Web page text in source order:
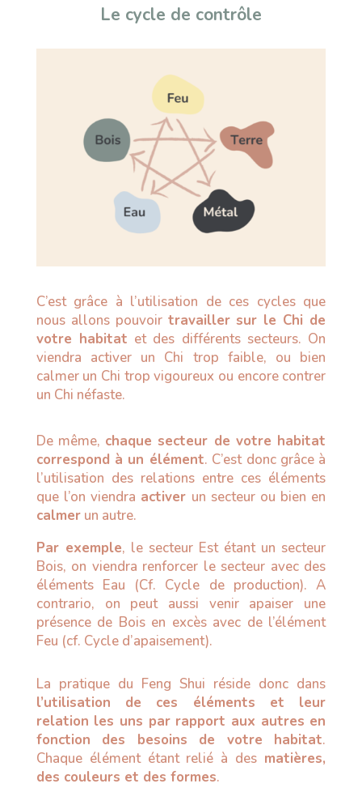
Le cycle de contrôle
C’est grâce à l’utilisation de ces cycles que
nous allons pouvoir travailler sur le Chi de
votre habitat et des différents secteurs. On
viendra activer un Chi trop faible, ou bien
calmer un Chi trop vigoureux ou encore contrer
un Chi néfaste.
De même, chaque secteur de votre habitat
correspond à un élément. C’est donc grâce à
l’utilisation des relations entre ces éléments
que l’on viendra activer un secteur ou bien en
calmerun autre.
Par exemple, le secteur Est étant un secteur
Bois, on viendra renforcer le secteur avec des
éléments Eau (Cf. Cycle de production). A
contrario, on peut aussi venir apaiser une
présence de Bois en excès avec de l’élément
Feu (cf. Cycle d’apaisement).
La pratique du Feng Shui réside donc dans
l’utilisation de ces éléments et leur
relation les uns par rapport aux autres en
fonction des besoins de votre habitat.
Chaque élément étant relié à des matières,
des couleurs et des formes.